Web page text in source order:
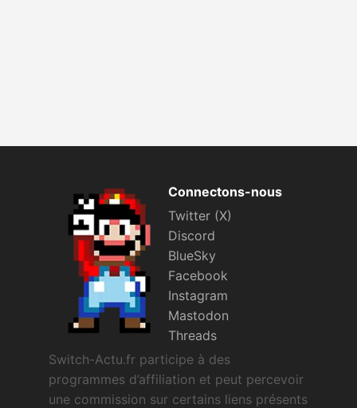
Connectons-nous
Twitter (X)
Discord
BlueSky
Facebook
Instagram
Mastodon
Threads
Switch-Actu.fr participe à des
programmes d’affiliation et peut percevoir
une commission sur certains liens présents